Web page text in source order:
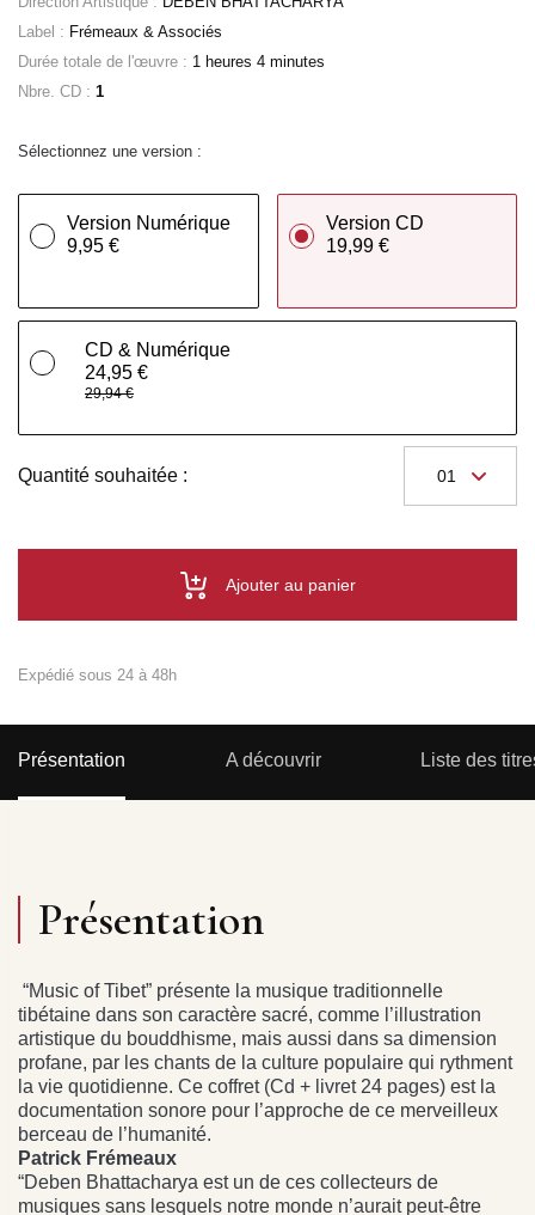
Label : Frémeaux & Associés
Durée totale de l'œuvre : 1 heures 4 minutes
Nbre. CD : 1
Sélectionnez une version :
Version Numérique
9,95 €
Version CD
19,99 €
CD & Numérique
24,95 €
29,94 €
Quantité souhaitée :
Ajouter au panier
Expédié sous 24 à 48h
Présentation A découvrir Liste des
Présentation
“Music of Tibet” présente la musique traditionnelle
tibétaine dans son caractère sacré, comme l’illustration
artistique du bouddhisme, mais aussi dans sa dimension
profane, par les chants de la culture populaire qui rythment
la vie quotidienne. Ce coffret (Cd + livret 24 pages) est la
documentation sonore pour l’approche de ce merveilleux
berceau de l’humanité.
Patrick Frémeaux
“Deben Bhattacharya est un de ces collecteurs de
musiques sans lesquels notre monde n’aurait peut-être